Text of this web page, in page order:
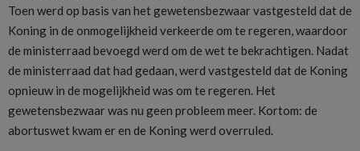
Toen werd op basis van het gewetensbezwaar vastgesteld dat de
Koning in de onmogelijkheid verkeerde om te regeren, waardoor
de ministerraad bevoegd werd om de wet te bekrachtigen. Nadat
de ministerraad dat had gedaan, werd vastgesteld dat de Koning
opnieuw in de mogelijkheid was om te regeren. Het
gewetensbezwaar was nu geen probleem meer. Kortom: de
abortuswet kwam er en de Koning werd overruled.